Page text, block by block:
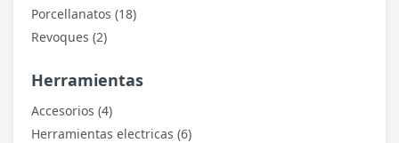
Porcellanatos (18)
Revoques (2)
Herramientas
Accesorios (4)
Herramientas electricas (6)